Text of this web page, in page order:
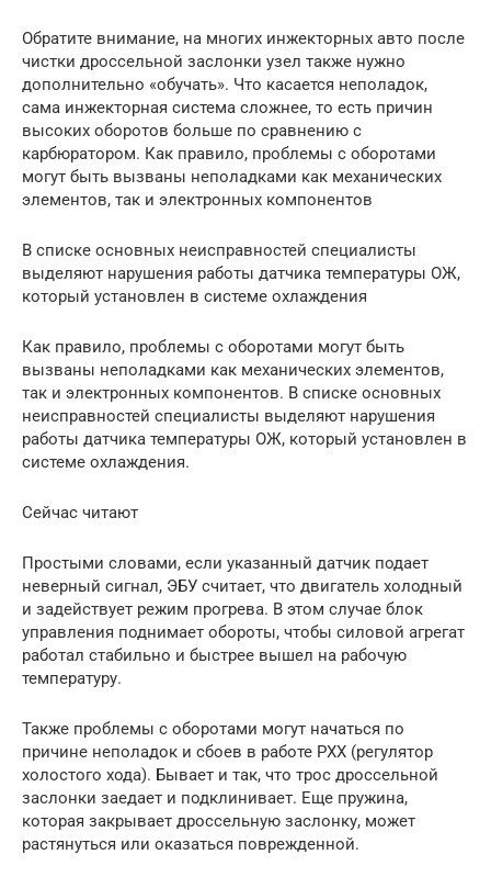
Обратите внимание, на многих инжекторных авто после
чистки дроссельной заслонки узел также нужно
дополнительно «обучать». Что касается неполадок,
сама инжекторная система сложнее, то есть причин
высоких оборотов больше по сравнению с
карбюратором. Как правило, проблемы с оборотами
могут быть вызваны неполадками как механических
элементов, так и электронных компонентов
В списке основных неисправностей специалисты
выделяют нарушения работы датчика температуры ОЖ,
который установлен в системе охлаждения
Как правило, проблемы с оборотами могут быть
вызваны неполадками как механических элементов,
так и электронных компонентов. В списке основных
неисправностей специалисты выделяют нарушения
работы датчика температуры ОЖ, который установлен в
системе охлаждения.
Сейчас читают
Простыми словами, если указанный датчик подает
неверный сигнал, ЭБУ считает, что двигатель холодный
и задействует режим прогрева. В этом случае блок
управления поднимает обороты, чтобы силовой агрегат
работал стабильно и быстрее вышел на рабочую
температуру.
Также проблемы с оборотами могут начаться по
причине неполадок и сбоев в работе РХХ (регулятор
холостого хода). Бывает и так, что трос дроссельной
заслонки заедает и подклинивает. Еще пружина,
которая закрывает дроссельную заслонку, может
растянуться или оказаться поврежденной.